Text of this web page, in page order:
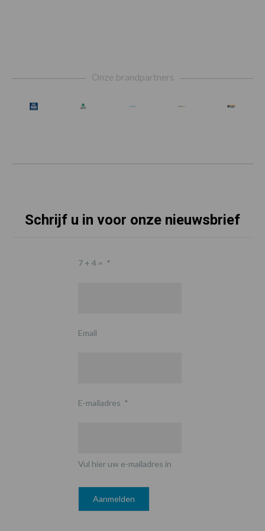
Onze brandpartners
Schrijf u in voor onze nieuwsbrief
7 + 4 = *
Email
E-mailadres *
Vul hier uw e-mailadres in